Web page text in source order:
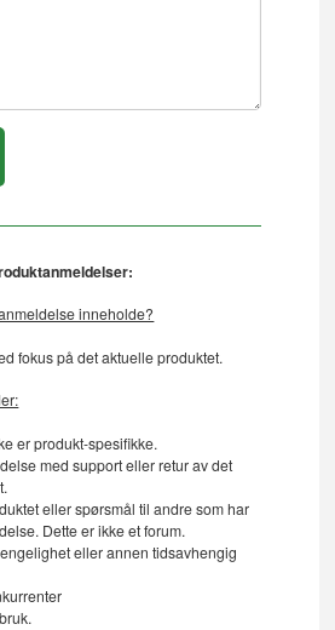
inneholde?
fokus på det aktuelle produktet.
er produkt-spesifikke.
med support eller retur av det
eller spørsmål til andre som har
Dette er ikke et forum.
eller annen tidsavhengig